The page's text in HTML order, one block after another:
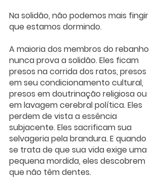
Na solidão, não podemos mais fingir
que estamos dormindo.
A maioria dos membros do rebanho
nunca prova a solidão. Eles ficam
presos na corrida dos ratos, presos
em seu condicionamento cultural,
presos em doutrinação religiosa ou
em lavagem cerebral política. Eles
perdem de vista a essência
subjacente. Eles sacrificam sua
selvageria pela brandura. E quando
se trata de que sua vida exige uma
pequena mordida, eles descobrem
que não têm dentes.